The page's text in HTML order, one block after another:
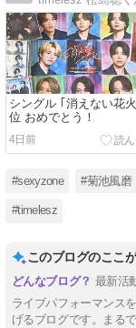
シングル ｢消えない花
位 おめでとう！
4日前
#sexyzone #菊池風磨
#timelesz
このブログのここ
最新活
ライブパフォーマンス
げるブログです。まる